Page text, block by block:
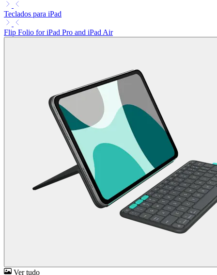
Teclados para iPad
Flip Folio for iPad Pro and iPad Air
Ver tudo